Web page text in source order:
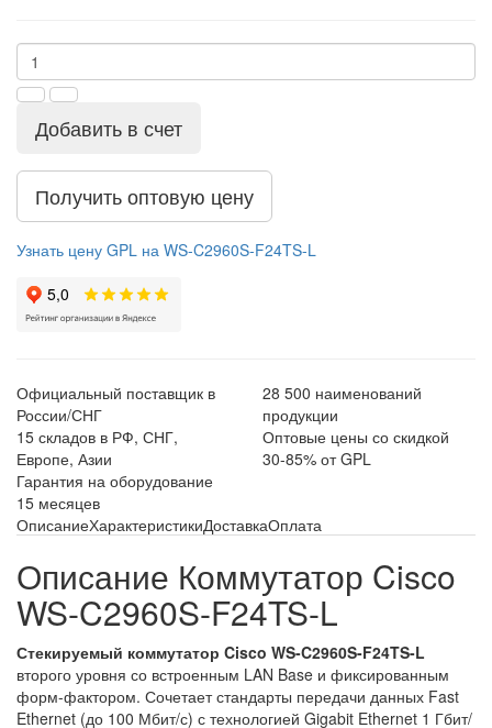
Добавить в счет
Получить оптовую цену
Узнать цену GPL на WS-C2960S-F24TS-L
Официальный поставщик в
России/СНГ
28 500 наименований
продукции
15 складов в РФ, СНГ,
Европе, Азии
Оптовые цены со скидкой
30-85% от GPL
Гарантия на оборудование
15 месяцев
ОписаниеХарактеристикиДоставкаОплата
Описание Коммутатор Cisco
WS-C2960S-F24TS-L
Стекируемый коммутатор Cisco WS-C2960S-F24TS-L
второго уровня со встроенным LAN Base и фиксированным
форм-фактором. Сочетает стандарты передачи данных Fast
Ethernet (до 100 Мбит/с) с технологией Gigabit Ethernet 1 Гбит/